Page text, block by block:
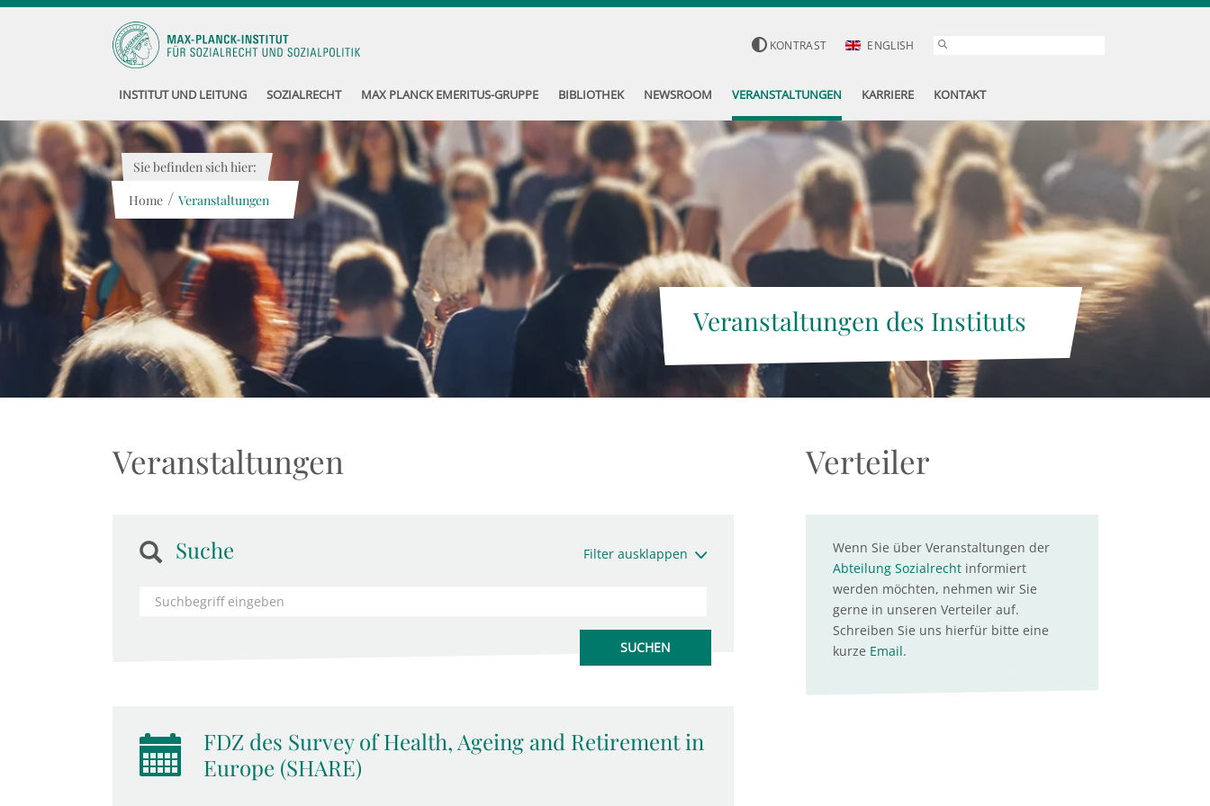
KONTRAST ENGLISH
INSTITUT UND LEITUNG SOZIALRECHT MAX PLANCK EMERITUS-GRUPPE BIBLIOTHEK NEWSROOM VERANSTALTUNGEN KARRIERE KONTAKT
Veranstaltungen des Instituts
Sie befinden sich hier:
Home / Veranstaltungen
Veranstaltungen
Suche Filter ausklappen
FDZ des Survey of Health, Ageing and Retirement in
Europe (SHARE)
Verteiler
Wenn Sie über Veranstaltungen der
Abteilung Sozialrechtinformiert
werden möchten, nehmen wir Sie
gerne in unseren Verteiler auf.
Schreiben Sie uns hierfür bitte eine
kurze Email.